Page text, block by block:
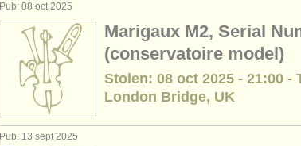
Pub: 08 oct 2025
Marigaux M2, Serial
(conservatoire model)
Stolen: 08 oct 2025 - 21:00 -
London Bridge, UK
Pub: 13 sept 2025